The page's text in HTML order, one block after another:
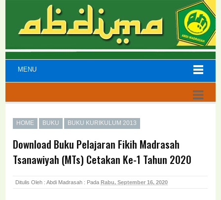
MENU
HOME BUKU BUKU KURIKULUM 2013
Download Buku Pelajaran Fikih Madrasah
Tsanawiyah (MTs) Cetakan Ke-1 Tahun 2020
Ditulis Oleh : Abdi Madrasah : PadaRabu, September 16, 2020